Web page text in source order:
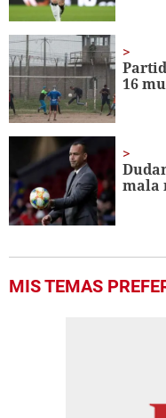
16
mala
MIS TEMAS